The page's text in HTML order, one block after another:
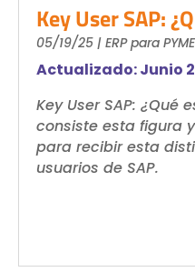
Key User SAP:
05/19/25 | ERP para
Actualizado: Junio
Key User SAP: ¿Qué
consiste esta figura
para recibir esta
usuarios de SAP.